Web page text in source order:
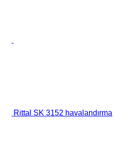
Rittal SK 3152 havalandırma